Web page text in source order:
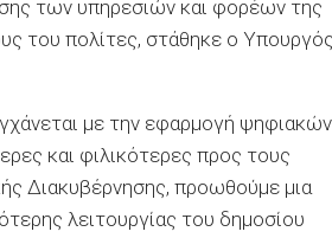
των υπηρεσιών και φορέων της
του πολίτες, στάθηκε ο
με την εφαρμογή ψηφιακών
και φιλικότερες προς τους
Διακυβέρνησης, προωθούμε μια
λειτουργίας του δημοσίου